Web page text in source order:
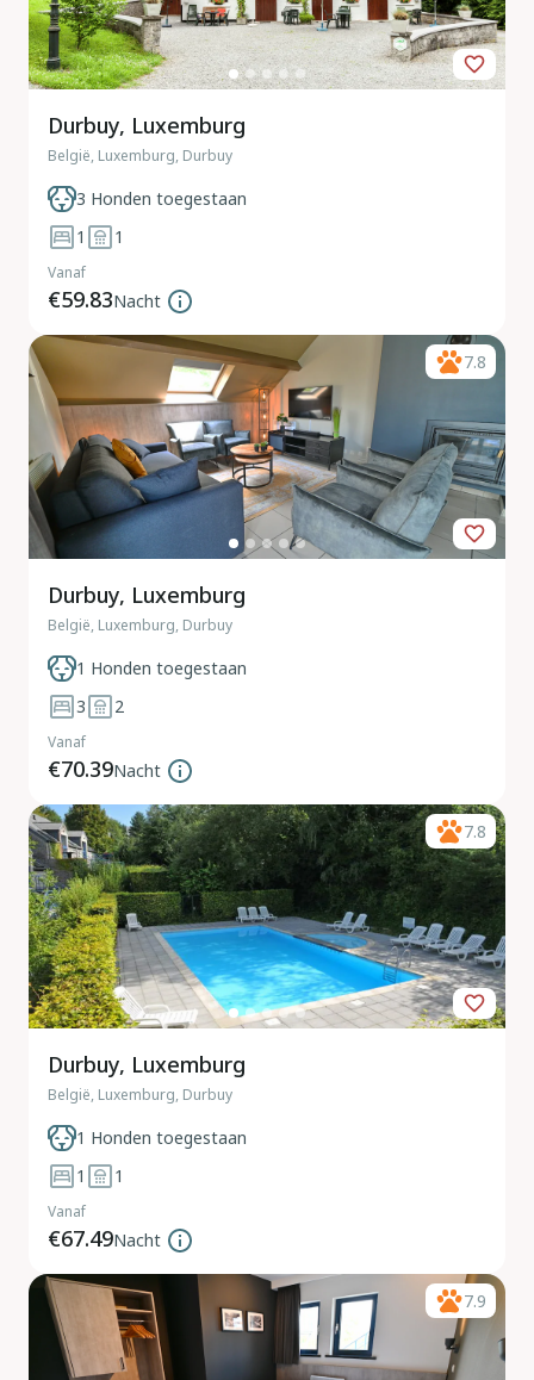
Durbuy, Luxemburg
België, Luxemburg, Durbuy
3 Honden toegestaan
1
1
Vanaf
€59.83Nacht
7.8
Durbuy, Luxemburg
België, Luxemburg, Durbuy
1 Honden toegestaan
3
2
Vanaf
€70.39Nacht
7.8
Durbuy, Luxemburg
België, Luxemburg, Durbuy
1 Honden toegestaan
1
1
Vanaf
€67.49Nacht
7.9